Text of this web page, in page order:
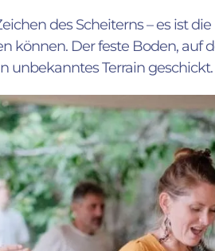
des Scheiterns – es ist
können. Der feste Boden, auf
unbekanntes Terrain geschickt.